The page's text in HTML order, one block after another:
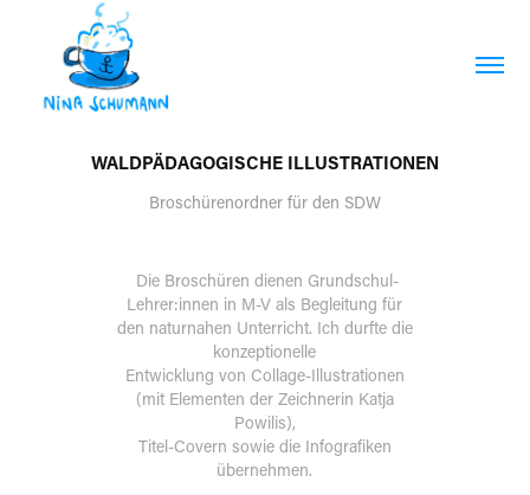
WALDPÄDAGOGISCHE ILLUSTRATIONEN
Broschürenordner für den SDW
Die Broschüren dienen Grundschul-
Lehrer:innen in M-V als Begleitung für
den naturnahen Unterricht. Ich durfte die
konzeptionelle
Entwicklung von Collage-Illustrationen
(mit Elementen der Zeichnerin Katja
Powilis),
Titel-Covern sowie die Infografiken
übernehmen.